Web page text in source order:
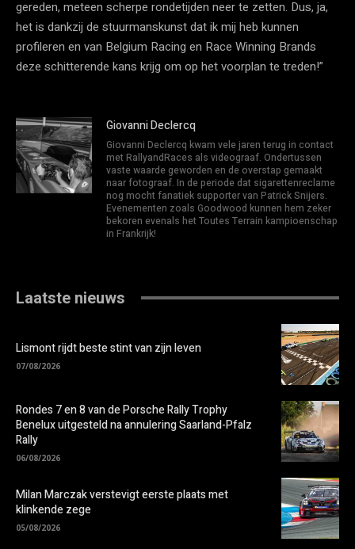
gereden, meteen scherpe rondetijden neer te zetten. Dus, ja,
het is dankzij de stuurmanskunst dat ik mij heb kunnen
profileren en van Belgium Racing en Race Winning Brands
deze schitterende kans krijg om op het voorplan te treden!”
Giovanni Declercq
Giovanni Declercq kwam vele jaren terug in contact
met RallyandRaces als videograaf. Ondertussen
vaste waarde geworden en de overstap gemaakt
naar fotograaf. In de periode dat sigarettenreclame
nog mocht fanatiek supporter van Patrick Snijers.
Evenementen zoals Goodwood kunnen hem zeker
bekoren evenals het Toutes Terrain kampioenschap
in Frankrijk!
Laatste nieuws
Lismont rijdt beste stint van zijn leven
07/08/2026
Rondes 7 en 8 van de Porsche Rally Trophy
Benelux uitgesteld na annulering Saarland-Pfalz
Rally
06/08/2026
Milan Marczak verstevigt eerste plaats met
klinkende zege
05/08/2026